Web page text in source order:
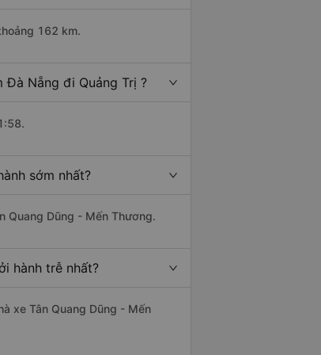
162 km.
Đà Nẵng đi Quảng Trị ?
sớm nhất?
Quang Dũng - Mến Thương.
hành trễ nhất?
xe Tân Quang Dũng - Mến